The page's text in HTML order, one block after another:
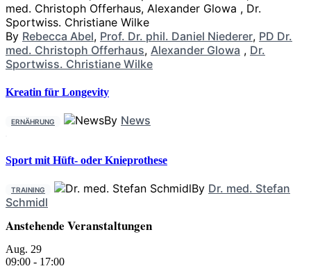
By Rebecca Abel, Prof. Dr. phil. Daniel Niederer, PD Dr.
med. Christoph Offerhaus, Alexander Glowa , Dr.
Sportwiss. Christiane Wilke
Kreatin für Longevity
ERNÄHRUNG By News
Sport mit Hüft- oder Knieprothese
TRAINING By Dr. med. Stefan
Schmidl
Anstehende Veranstaltungen
Aug. 29
09:00 - 17:00